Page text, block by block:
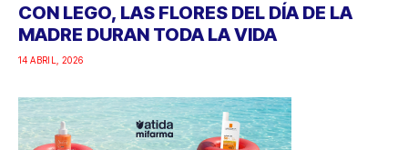
CON LEGO, LAS FLORES DEL DÍA DE LA
MADRE DURAN TODA LA VIDA
14 ABRIL, 2026